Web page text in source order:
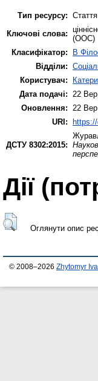
Тип ресурсу: Стаття
Ключові слова:
(ООС)
Класифікатор:
B
Відділи:
Користувач:
Дата подачі:
22
Оновлення:
22
URI:
ДСТУ 8302:2015:
Дії
Оглянути опис
© 2008–2026 Zhytomyr